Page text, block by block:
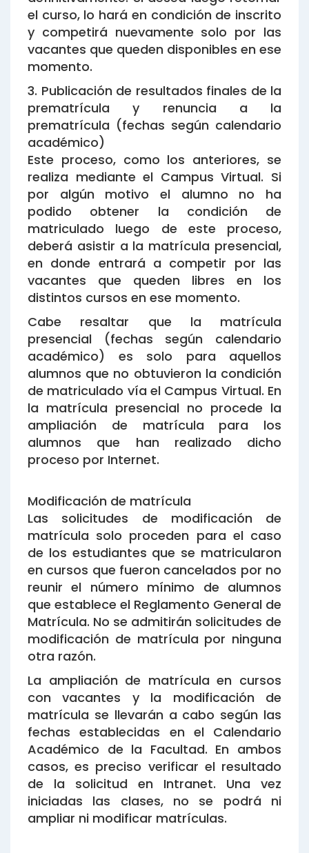
el curso, lo hará en condición de inscrito
y competirá nuevamente solo por las
vacantes que queden disponibles en ese
momento.
3. Publicación de resultados finales de la
prematrícula y renuncia a la
prematrícula (fechas según calendario
académico)
Este proceso, como los anteriores, se
realiza mediante el Campus Virtual. Si
por algún motivo el alumno no ha
podido obtener la condición de
matriculado luego de este proceso,
deberá asistir a la matrícula presencial,
en donde entrará a competir por las
vacantes que queden libres en los
distintos cursos en ese momento.
Cabe resaltar que la matrícula
presencial (fechas según calendario
académico) es solo para aquellos
alumnos que no obtuvieron la condición
de matriculado vía el Campus Virtual. En
la matrícula presencial no procede la
ampliación de matrícula para los
alumnos que han realizado dicho
proceso por Internet.
Modificación de matrícula
Las solicitudes de modificación de
matrícula solo proceden para el caso
de los estudiantes que se matricularon
en cursos que fueron cancelados por no
reunir el número mínimo de alumnos
que establece el Reglamento General de
Matrícula. No se admitirán solicitudes de
modificación de matrícula por ninguna
otra razón.
La ampliación de matrícula en cursos
con vacantes y la modificación de
matrícula se llevarán a cabo según las
fechas establecidas en el Calendario
Académico de la Facultad. En ambos
casos, es preciso verificar el resultado
de la solicitud en Intranet. Una vez
iniciadas las clases, no se podrá ni
ampliar ni modificar matrículas.